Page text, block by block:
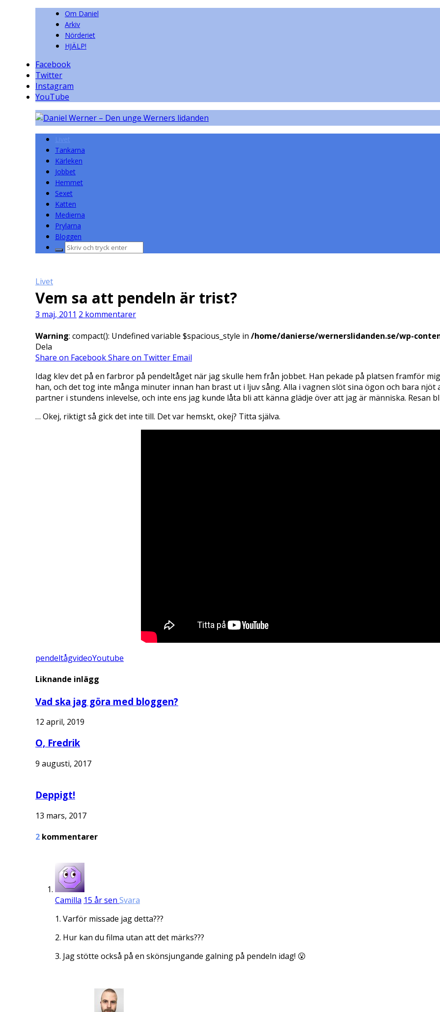
Om Daniel
Arkiv
Nörderiet
HJÄLP!
Facebook
Twitter
Instagram
YouTube
Tankarna
Kärleken
Jobbet
Hemmet
Sexet
Katten
Medierna
Prylarna
Bloggen
Sök
Livet
Vem sa att pendeln är trist?
3 maj, 2011 2 kommentarer
Warning: compact(): Undefined variable $spacious_style in /home/danierse/wernerslidanden.se/wp-
Dela
Share on FacebookShare on Twitter Email
Idag klev det på en farbror på pendeltåget när jag skulle hem från jobbet. Han pekade på platsen framför
han, och det tog inte många minuter innan han brast ut i ljuv sång. Alla i vagnen slöt sina ögon och bara
partner i stundens inlevelse, och inte ens jag kunde låta bli att känna glädje över att jag är människa. Resan
… Okej, riktigt så gick det inte till. Det var hemskt, okej? Titta själva.
pendeltågvideoYoutube
Liknande inlägg
Vad ska jag göra med bloggen?
12 april, 2019
O, Fredrik
9 augusti, 2017
Deppigt!
13 mars, 2017
2 kommentarer
Camilla 15 år sen Svara
1. Varför missade jag detta???
2. Hur kan du filma utan att det märks???
3. Jag stötte också på en skönsjungande galning på pendeln idag! 😮